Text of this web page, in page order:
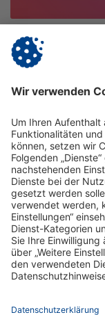
12.11.2025
Vitanas auf
November
Besuch uns auf
mehr erfahren
Datenschutz